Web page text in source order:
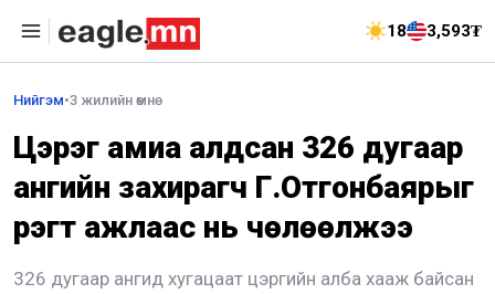
18 3,593₮
Нийгэм•3 жилийн өмнө
Цэрэг амиа алдсан 326 дугаар
ангийн захирагч Г.Отгонбаярыг
үүрэгт ажлаас нь чөлөөлжээ
326 дугаар ангид хугацаат цэргийн алба хааж байсан